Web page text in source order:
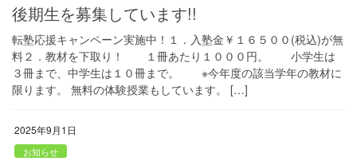
後期生を募集しています!!
転塾応援キャンペーン実施中！１．入塾金￥１６５００(税込)が無
料２．教材を下取り！ １冊あたり１０００円。 小学生は
３冊まで、中学生は１０冊まで。 ※今年度の該当学年の教材に
限ります。 無料の体験授業もしています。 […]
2025年9月1日
お知らせ